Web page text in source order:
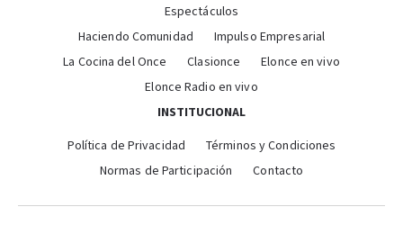
Espectáculos
Haciendo Comunidad
Impulso Empresarial
La Cocina del Once
Clasionce
Elonce en vivo
Elonce Radio en vivo
INSTITUCIONAL
Política de Privacidad
Términos y Condiciones
Normas de Participación
Contacto